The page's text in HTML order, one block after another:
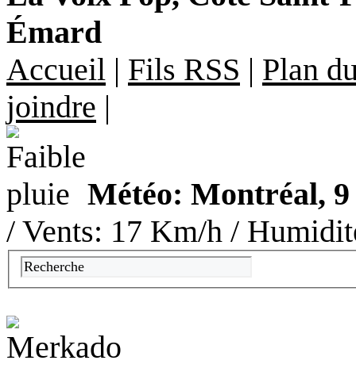
Émard
Accueil | Fils RSS | Plan
joindre |
Météo: Montréal, 9
/ Vents: 17 Km/h /